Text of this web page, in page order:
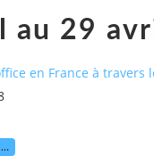
au 29
en France à travers
…